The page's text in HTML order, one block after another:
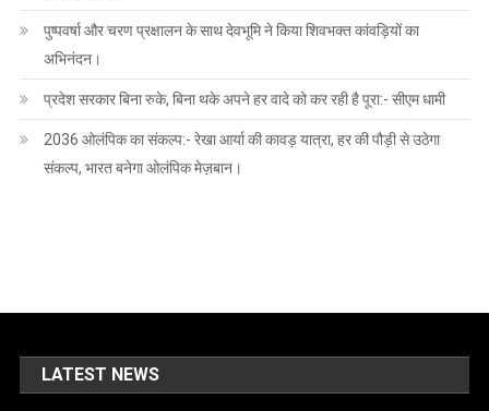
पुष्पवर्षा और चरण प्रक्षालन के साथ देवभूमि ने किया शिवभक्त कांवड़ियों का
अभिनंदन।
प्रदेश सरकार बिना रुके, बिना थके अपने हर वादे को कर रही है पूरा:- सीएम धामी
2036 ओलंपिक का संकल्प:- रेखा आर्या की कावड़ यात्रा, हर की पौड़ी से उठेगा
संकल्प, भारत बनेगा ओलंपिक मेज़बान।
LATEST NEWS